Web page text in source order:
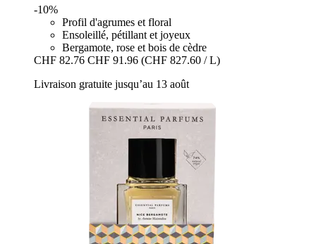
-10%
Profil d'agrumes et floral
Ensoleillé, pétillant et joyeux
Bergamote, rose et bois de cèdre
CHF 82.76 CHF 91.96 (CHF 827.60 / L)
Livraison gratuite jusqu’au 13 août